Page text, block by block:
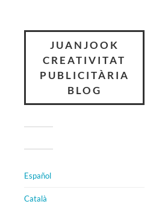
JUANJOOK
CREATIVITAT
PUBLICITÀRIA
BLOG
Español
Català